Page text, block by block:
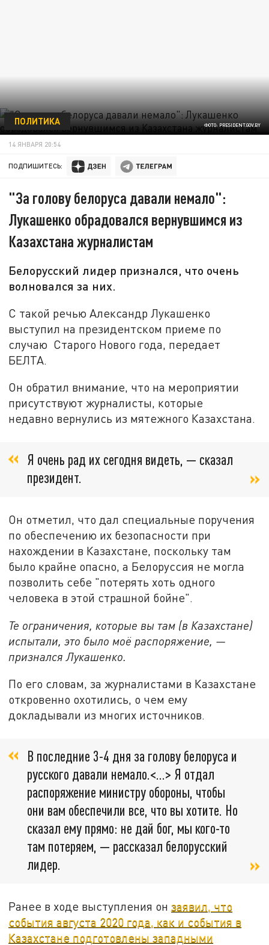
ФОТО: PRESIDENT.GOV.BY
ПОЛИТИКА
14 ЯНВАРЯ 20:54
ПОДПИШИТЕСЬ:
"За голову белоруса давали немало":
Лукашенко обрадовался вернувшимся из
Казахстана журналистам
Белорусский лидер признался, что очень
волновался за них.
С такой речью Александр Лукашенко
выступил на президентском приеме по
случаю Старого Нового года, передает
БЕЛТА.
Он обратил внимание, что на мероприятии
присутствуют журналисты, которые
недавно вернулись из мятежного Казахстана.
Я очень рад их сегодня видеть, — сказал
президент.
Он отметил, что дал специальные поручения
по обеспечению их безопасности при
нахождении в Казахстане, поскольку там
было крайне опасно, а Белоруссия не могла
позволить себе "потерять хоть одного
человека в этой страшной бойне".
Те ограничения, которые вы там (в Казахстане)
испытали, это было моё распоряжение, —
признался Лукашенко.
По его словам, за журналистами в Казахстане
откровенно охотились, о чем ему
докладывали из многих источников.
В последние 3-4 дня за голову белоруса и
русского давали немало.<...> Я отдал
распоряжение министру обороны, чтобы
они вам обеспечили все, что вы хотите. Но
сказал ему прямо: не дай бог, мы кого-то
там потеряем, — рассказал белорусский
лидер.
Ранее в ходе выступления онзаявил, что
события августа 2020 года, как и события в
Казахстане подготовлены западными